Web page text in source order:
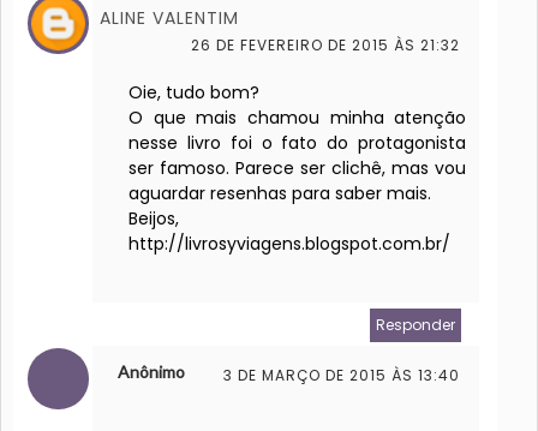
ALINE VALENTIM
26 DE FEVEREIRO DE 2015 ÀS 21:32
Oie, tudo bom?
O que mais chamou minha atenção
nesse livro foi o fato do protagonista
ser famoso. Parece ser clichê, mas vou
aguardar resenhas para saber mais.
Beijos,
http://livrosyviagens.blogspot.com.br/
Responder
Anônimo 3 DE MARÇO DE 2015 ÀS 13:40